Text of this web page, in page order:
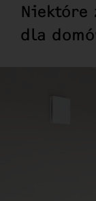
Niektóre
dla